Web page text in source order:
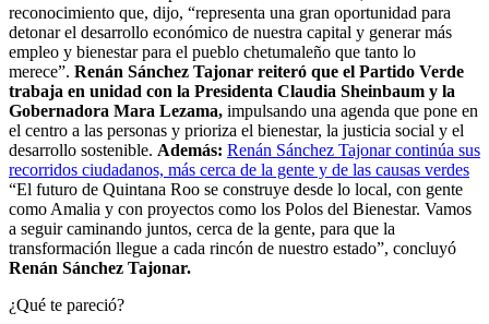
reconocimiento que, dijo, “representa una gran oportunidad para
detonar el desarrollo económico de nuestra capital y generar más
empleo y bienestar para el pueblo chetumaleño que tanto lo
merece”. Renán Sánchez Tajonar reiteró que el Partido Verde
trabaja en unidad con la Presidenta Claudia Sheinbaum y la
Gobernadora Mara Lezama, impulsando una agenda que pone en
el centro a las personas y prioriza el bienestar, la justicia social y el
desarrollo sostenible. Además: Renán Sánchez Tajonar continúa sus
recorridos ciudadanos, más cerca de la gente y de las causas verdes
“El futuro de Quintana Roo se construye desde lo local, con gente
como Amalia y con proyectos como los Polos del Bienestar. Vamos
a seguir caminando juntos, cerca de la gente, para que la
transformación llegue a cada rincón de nuestro estado”, concluyó
Renán Sánchez Tajonar.
¿Qué te pareció?